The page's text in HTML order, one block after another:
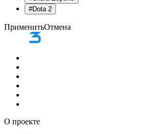
#Dota 2
ПрименитьОтмена
О проекте